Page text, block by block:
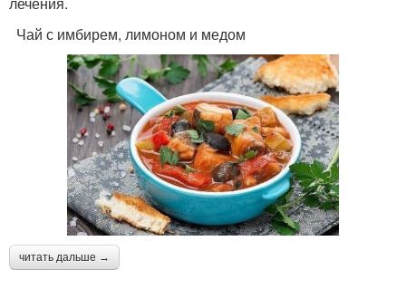
Чай с имбирем, лимоном и медом
читать дальше →